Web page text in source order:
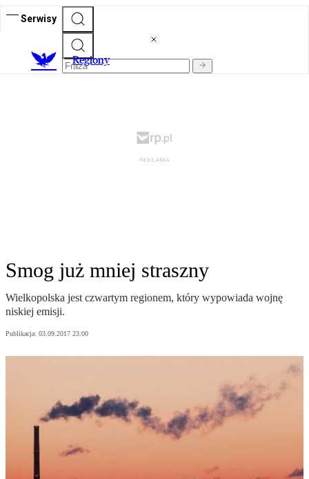
Serwisy
Regiony
Smog już mniej straszny
Wielkopolska jest czwartym regionem, który wypowiada wojnę
niskiej emisji.
Publikacja: 03.09.2017 23:00